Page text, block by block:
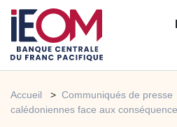
Accueil Communiqués de presse
calédoniennes face aux